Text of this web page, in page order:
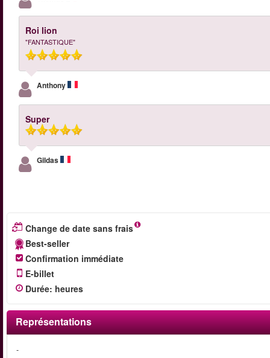
Roi lion
"FANTASTIQUE"
Anthony
Super
Gildas
Change de date sans frais
Best-seller
Confirmation immédiate
E-billet
Durée: heures
Représentations
-